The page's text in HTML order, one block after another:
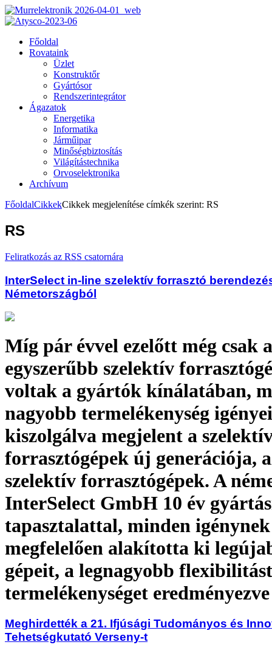
Főoldal
Rovataink
Üzlet
Konstruktőr
Gyártósor
Rendszerintegrátor
Ágazatok
Energetika
Informatika
Járműipar
Minőségbiztosítás
Világítástechnika
Orvoselektronika
Archívum
FőoldalCikkekCikkek megjelenítése címkék szerint: RS
RS
Feliratkozás az RSS csatornára
InterSelect in-line szelektív forrasztó
Németországból
Míg pár évvel ezelőtt még csak
egyszerűbb szelektív
voltak a gyártók kínálatában,
nagyobb termelékenység
kiszolgálva megjelent a
forrasztógépek új generációja,
szelektív forrasztógépek. A
InterSelect GmbH 10 év
tapasztalattal, minden igénynek
megfelelően alakította ki
gépeit, a legnagyobb
termelékenységet eredményezve
Meghirdették a 21. Ifjúsági Tudományos és
Tehetségkutató Verseny-t